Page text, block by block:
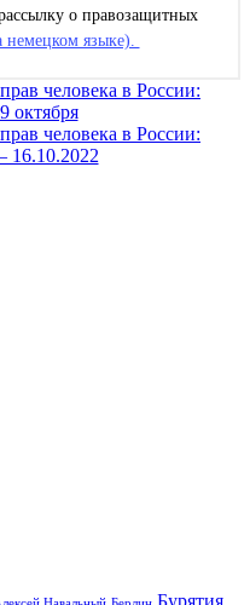
о правозащитных
немецком языке).
человека в России:
октября
человека в России:
16.10.2022
Бурятия